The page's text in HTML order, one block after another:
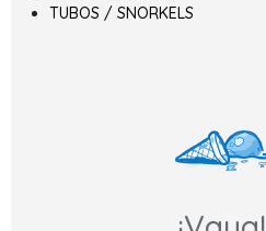
TUBOS / SNORKELS